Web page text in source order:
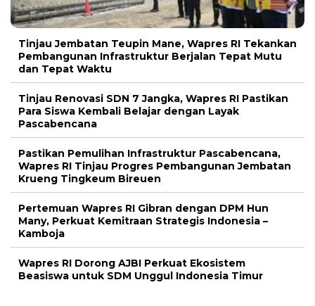
Tinjau Jembatan Teupin Mane, Wapres RI Tekankan
Pembangunan Infrastruktur Berjalan Tepat Mutu
dan Tepat Waktu
Tinjau Renovasi SDN 7 Jangka, Wapres RI Pastikan
Para Siswa Kembali Belajar dengan Layak
Pascabencana
Pastikan Pemulihan Infrastruktur Pascabencana,
Wapres RI Tinjau Progres Pembangunan Jembatan
Krueng Tingkeum Bireuen
Pertemuan Wapres RI Gibran dengan DPM Hun
Many, Perkuat Kemitraan Strategis Indonesia –
Kamboja
Wapres RI Dorong AJBI Perkuat Ekosistem
Beasiswa untuk SDM Unggul Indonesia Timur